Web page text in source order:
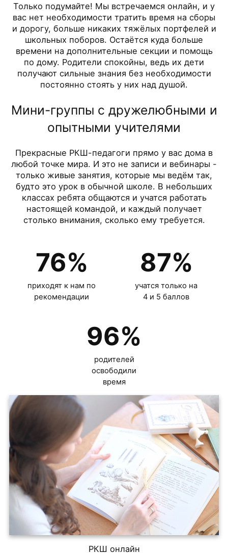
Только подумайте! Мы встречаемся онлайн, и у
вас нет необходимости тратить время на сборы
и дорогу, больше никаких тяжёлых портфелей и
школьных поборов. Остаётся куда больше
времени на дополнительные секции и помощь
по дому. Родители спокойны, ведь их дети
получают сильные знания без необходимости
постоянно стоять у них над душой.
Мини-группы с дружелюбными и
опытными учителями
Прекрасные РКШ-педагоги прямо у вас дома в
любой точке мира. И это не записи и вебинары -
только живые занятия, которые мы ведём так,
будто это урок в обычной школе. В небольших
классах ребята общаются и учатся работать
настоящей командой, и каждый получает
столько внимания, сколько ему требуется.
76%
приходят к нам по
рекомендации
87%
учатся только на
4 и 5 баллов
96%
родителей
освободили
время
РКШ онлайн